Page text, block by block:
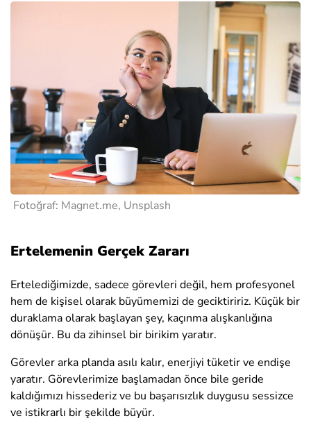
Fotoğraf: Magnet.me, Unsplash
Ertelemenin Gerçek Zararı
Ertelediğimizde, sadece görevleri değil, hem profesyonel
hem de kişisel olarak büyümemizi de geciktiririz. Küçük bir
duraklama olarak başlayan şey, kaçınma alışkanlığına
dönüşür. Bu da zihinsel bir birikim yaratır.
Görevler arka planda asılı kalır, enerjiyi tüketir ve endişe
yaratır. Görevlerimize başlamadan önce bile geride
kaldığımızı hissederiz ve bu başarısızlık duygusu sessizce
ve istikrarlı bir şekilde büyür.